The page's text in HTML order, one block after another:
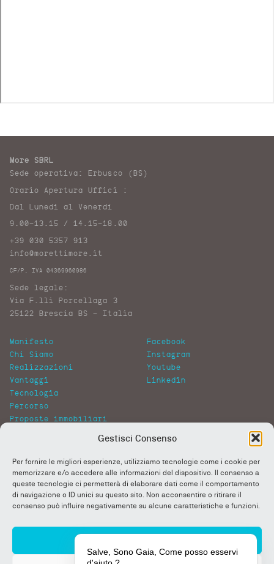
Gestisci Consenso
Per fornire le migliori esperienze, utilizziamo tecnologie come i cookie per
memorizzare e/o accedere alle informazioni del dispositivo. Il consenso a
queste tecnologie ci permetterà di elaborare dati come il comportamento
di navigazione o ID unici su questo sito. Non acconsentire o ritirare il
consenso può influire negativamente su alcune caratteristiche e funzioni.
More SBRL
Sede operativa: Erbusco (BS)
Orario Apertura Uffici :
Dal Lunedi al Venerdì
9.00-13.15 / 14.15-18.00
+39 030 5357 913
info@morettimore.it
CF/P. IVA 04369960986
Sede legale:
Via F.lli Porcellaga 3
25122 Brescia BS – Italia
Manifesto
Chi Siamo
Realizzazioni
Vantaggi
Tecnologia
Percorso
Proposte immobiliari
Lavora con noi
FAQ
More&More
Facebook
Instagram
Youtube
Linkedin
Privacy Policy
Certificazioni
Salve, Sono Gaia, Come posso esservi